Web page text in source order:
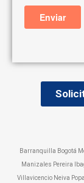
Barranquilla Bogotá
Manizales Pereira
Villavicencio Neiva